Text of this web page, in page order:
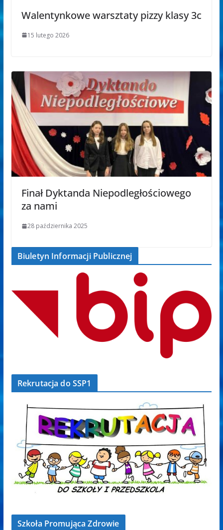
Walentynkowe warsztaty pizzy klasy 3c
15 lutego 2026
Finał Dyktanda Niepodległościowego
za nami
28 października 2025
Biuletyn Informacji Publicznej
Rekrutacja do SSP1
Szkoła Promująca Zdrowie